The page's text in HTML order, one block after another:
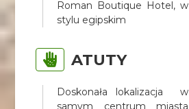
Roman Boutique Hotel, w
stylu egipskim
ATUTY
Doskonała lokalizacja w
samym centrum miasta